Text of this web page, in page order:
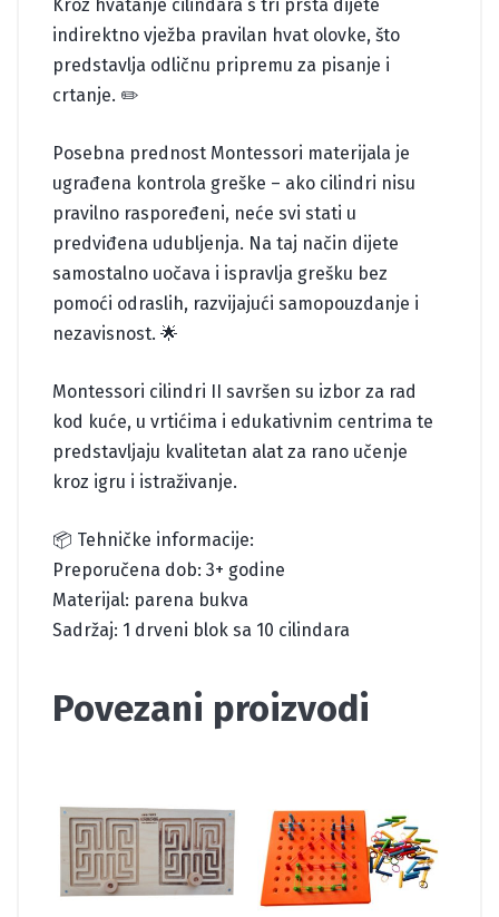
Kroz hvatanje cilindara s tri prsta dijete
indirektno vježba pravilan hvat olovke, što
predstavlja odličnu pripremu za pisanje i
crtanje. ✏️
Posebna prednost Montessori materijala je
ugrađena kontrola greške – ako cilindri nisu
pravilno raspoređeni, neće svi stati u
predviđena udubljenja. Na taj način dijete
samostalno uočava i ispravlja grešku bez
pomoći odraslih, razvijajući samopouzdanje i
nezavisnost. 🌟
Montessori cilindri II savršen su izbor za rad
kod kuće, u vrtićima i edukativnim centrima te
predstavljaju kvalitetan alat za rano učenje
kroz igru i istraživanje.
📦 Tehničke informacije:
Preporučena dob: 3+ godine
Materijal: parena bukva
Sadržaj: 1 drveni blok sa 10 cilindara
Povezani proizvodi